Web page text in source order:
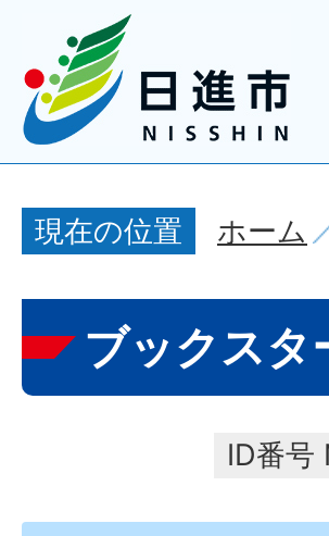
現在の位置 ホーム
ブックスタ
ID番号